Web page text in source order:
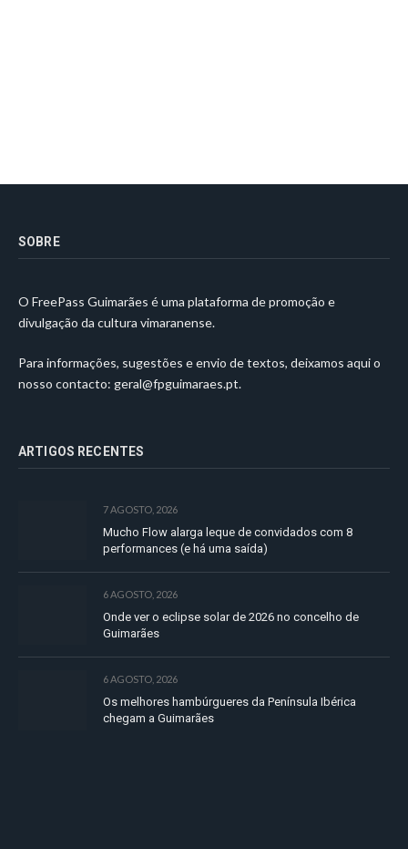
SOBRE
O FreePass Guimarães é uma plataforma de promoção e
divulgação da cultura vimaranense.
Para informações, sugestões e envio de textos, deixamos aqui o
nosso contacto: geral@fpguimaraes.pt.
ARTIGOS RECENTES
7 AGOSTO, 2026
Mucho Flow alarga leque de convidados com 8
performances (e há uma saída)
6 AGOSTO, 2026
Onde ver o eclipse solar de 2026 no concelho de
Guimarães
6 AGOSTO, 2026
Os melhores hambúrgueres da Península Ibérica
chegam a Guimarães